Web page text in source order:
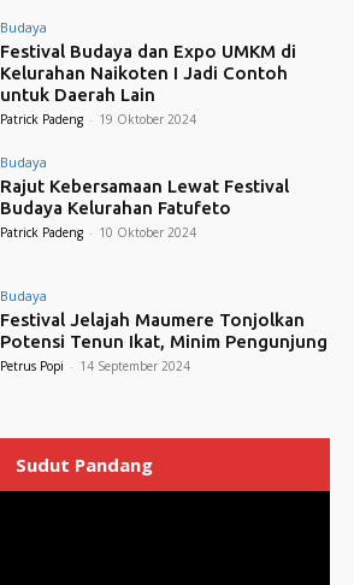
Budaya
Festival Budaya dan Expo UMKM di
Kelurahan Naikoten I Jadi Contoh
untuk Daerah Lain
Patrick Padeng - 19 Oktober 2024
Budaya
Rajut Kebersamaan Lewat Festival
Budaya Kelurahan Fatufeto
Patrick Padeng - 10 Oktober 2024
Budaya
Festival Jelajah Maumere Tonjolkan
Potensi Tenun Ikat, Minim Pengunjung
Petrus Popi - 14 September 2024
Sudut Pandang